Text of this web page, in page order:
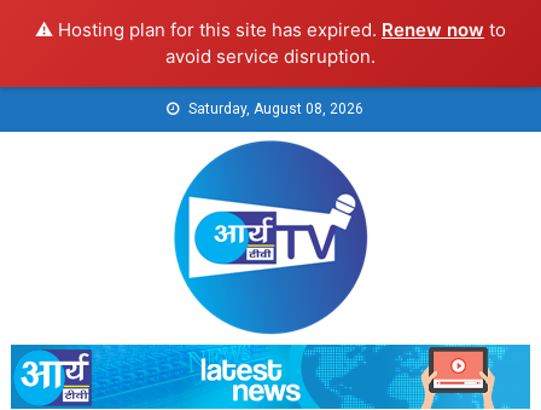
⚠️ Hosting plan for this site has expired. Renew now to
avoid service disruption.
to
Saturday, August 08, 2026
Arya TV